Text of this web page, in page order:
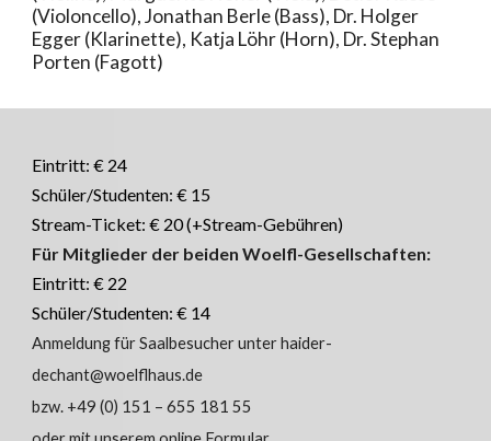
(Violoncello), Jonathan Berle (Bass), Dr. Holger
Egger (Klarinette), Katja Löhr (Horn), Dr. Stephan
Porten (Fagott)
Eintritt: € 24
Schüler/Studenten: € 15
Stream-Ticket: € 20 (+Stream-Gebühren)
Für Mitglieder der beiden Woelfl-Gesellschaften:
Eintritt: € 22
Schüler/Studenten: € 14
Anmeldung für Saalbesucher unter haider-
dechant@woelflhaus.de
bzw. +49 (0) 151 – 655 181 55